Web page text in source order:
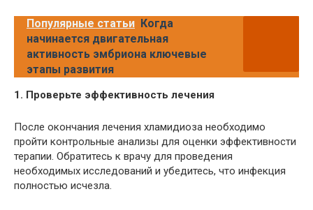
Популярные статьи Когда
начинается двигательная
активность эмбриона ключевые
этапы развития
1. Проверьте эффективность лечения
После окончания лечения хламидиоза необходимо
пройти контрольные анализы для оценки эффективности
терапии. Обратитесь к врачу для проведения
необходимых исследований и убедитесь, что инфекция
полностью исчезла.